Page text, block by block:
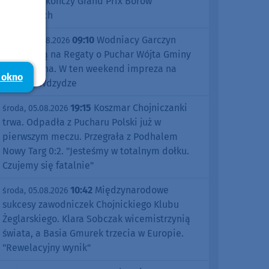
Tucholskich
piątek, 07.08.2026 09:10 Wodniacy Garczyn
zapraszają na Regaty o Puchar Wójta Gminy
Kościerzyna. W ten weekend impreza na
jeziorze Wdzydze
środa, 05.08.2026 19:15 Koszmar Chojniczanki
trwa. Odpadła z Pucharu Polski już w
pierwszym meczu. Przegrała z Podhalem
Nowy Targ 0:2. "Jesteśmy w totalnym dołku.
Czujemy się fatalnie"
środa, 05.08.2026 10:42 Międzynarodowe
sukcesy zawodniczek Chojnickiego Klubu
Żeglarskiego. Klara Sobczak wicemistrzynią
świata, a Basia Gmurek trzecia w Europie.
"Rewelacyjny wynik"